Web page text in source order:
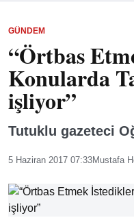
GÜNDEM
“Örtbas
Konularda
işliyor”
Tutuklu gazeteci
5 Haziran 2017 07:33Mustafa